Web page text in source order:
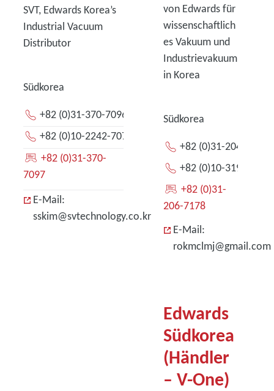
SVT, Edwards Korea’s
Industrial Vacuum
Distributor
Südkorea
+82 (0)31-370-7096
+82 (0)10-2242-7070
+82 (0)31-370-
7097
E-Mail:
sskim@svtechnology.co.kr
von Edwards für
wissenschaftlich
es Vakuum und
Industrievakuum
in Korea
Südkorea
+82 (0)31-204-7170
+82 (0)10-3194-7170
+82 (0)31-
206-7178
E-Mail:
rokmclmj@gmail.com
Edwards
Südkorea
(Händler
– V-One)